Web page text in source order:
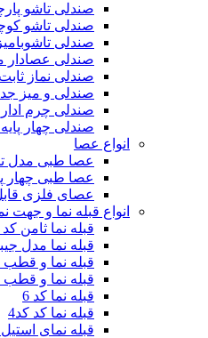
صندلی تاشو
صندلی تاشو
صندلی
صندلی عصادار
صندلی نماز
صندلی و میز
صندلی چرم
صندلی چهار پایه
انواع عصا
عصا طبی مدل
عصا طبی چهار
عصای فلزی
انواع قبله نما و جهت
قبله نما ثامن کد 5
قبله نما مدل
قبله نما و
قبله نما و
قبله نما کد 6
قبله نما کد کد4
قبله نمای